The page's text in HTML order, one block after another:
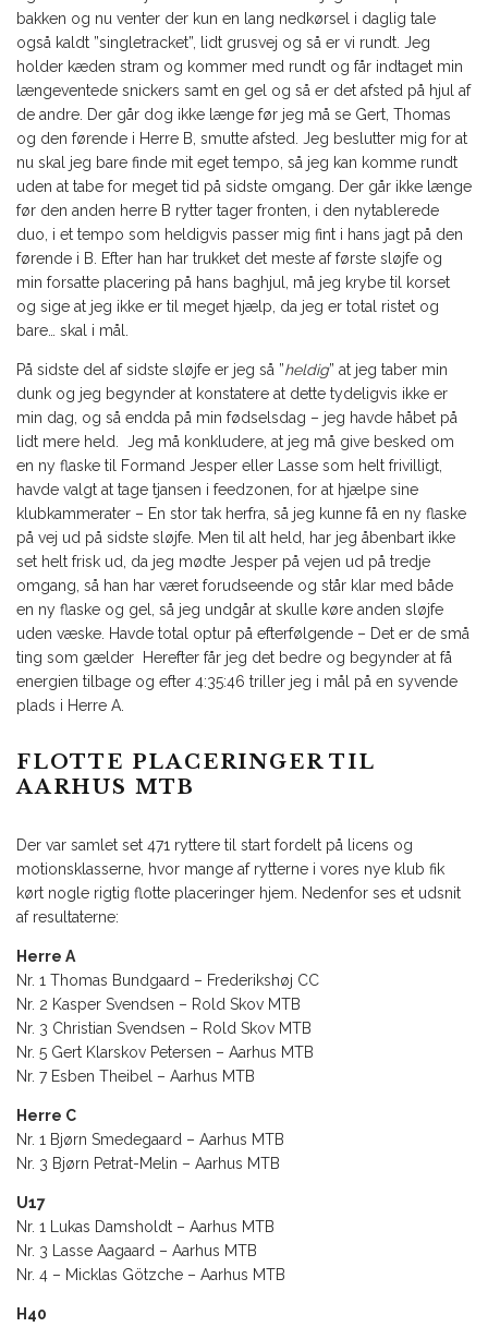
bakken og nu venter der kun en lang nedkørsel i daglig tale
også kaldt ”singletracket”, lidt grusvej og så er vi rundt. Jeg
holder kæden stram og kommer med rundt og får indtaget min
længeventede snickers samt en gel og så er det afsted på hjul af
de andre. Der går dog ikke længe før jeg må se Gert, Thomas
og den førende i Herre B, smutte afsted. Jeg beslutter mig for at
nu skal jeg bare finde mit eget tempo, så jeg kan komme rundt
uden at tabe for meget tid på sidste omgang. Der går ikke længe
før den anden herre B rytter tager fronten, i den nytablerede
duo, i et tempo som heldigvis passer mig fint i hans jagt på den
førende i B. Efter han har trukket det meste af første sløjfe og
min forsatte placering på hans baghjul, må jeg krybe til korset
og sige at jeg ikke er til meget hjælp, da jeg er total ristet og
bare… skal i mål.
På sidste del af sidste sløjfe er jeg så ”heldig” at jeg taber min
dunk og jeg begynder at konstatere at dette tydeligvis ikke er
min dag, og så endda på min fødselsdag – jeg havde håbet på
lidt mere held. Jeg må konkludere, at jeg må give besked om
en ny flaske til Formand Jesper eller Lasse som helt frivilligt,
havde valgt at tage tjansen i feedzonen, for at hjælpe sine
klubkammerater – En stor tak herfra, så jeg kunne få en ny flaske
på vej ud på sidste sløjfe. Men til alt held, har jeg åbenbart ikke
set helt frisk ud, da jeg mødte Jesper på vejen ud på tredje
omgang, så han har været forudseende og står klar med både
en ny flaske og gel, så jeg undgår at skulle køre anden sløjfe
uden væske. Havde total optur på efterfølgende – Det er de små
ting som gælder Herefter får jeg det bedre og begynder at få
energien tilbage og efter 4:35:46 triller jeg i mål på en syvende
plads i Herre A.
FLOTTE PLACERINGER TIL
AARHUS MTB
Der var samlet set 471 ryttere til start fordelt på licens og
motionsklasserne, hvor mange af rytterne i vores nye klub fik
kørt nogle rigtig flotte placeringer hjem. Nedenfor ses et udsnit
af resultaterne:
Herre A
Nr. 1 Thomas Bundgaard – Frederikshøj CC
Nr. 2 Kasper Svendsen – Rold Skov MTB
Nr. 3 Christian Svendsen – Rold Skov MTB
Nr. 5 Gert Klarskov Petersen – Aarhus MTB
Nr. 7 Esben Theibel – Aarhus MTB
Herre C
Nr. 1 Bjørn Smedegaard – Aarhus MTB
Nr. 3 Bjørn Petrat-Melin – Aarhus MTB
U17
Nr. 1 Lukas Damsholdt – Aarhus MTB
Nr. 3 Lasse Aagaard – Aarhus MTB
Nr. 4 – Micklas Götzche – Aarhus MTB
H40